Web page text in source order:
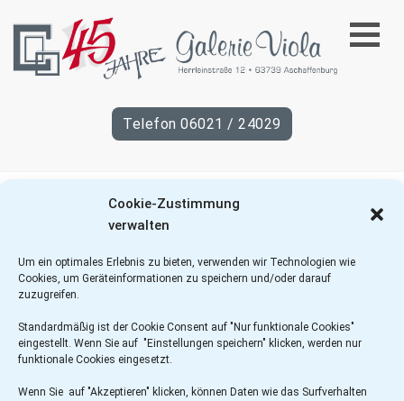
Cookie-Zustimmung
verwalten
Um ein optimales Erlebnis zu bieten, verwenden wir Technologien wie
Cookies, um Geräteinformationen zu speichern und/oder darauf
zuzugreifen.
Standardmäßig ist der Cookie Consent auf "Nur funktionale Cookies"
eingestellt. Wenn Sie auf "Einstellungen speichern" klicken, werden nur
funktionale Cookies eingesetzt.
Wenn Sie auf "Akzeptieren" klicken, können Daten wie das Surfverhalten
Galerie
Telefon 06021 / 24029